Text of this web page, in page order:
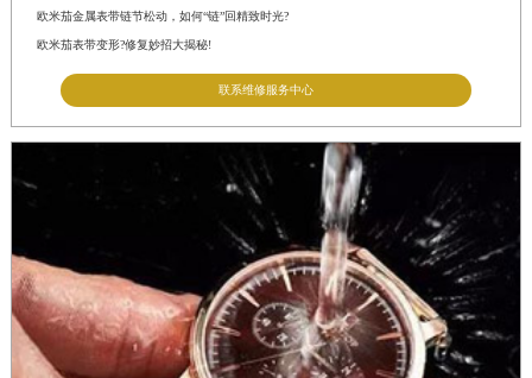
欧米茄金属表带链节松动，如何“链”回精致时光?
欧米茄表带变形?修复妙招大揭秘!
联系维修服务中心